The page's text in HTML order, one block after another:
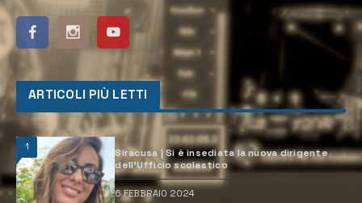
ARTICOLI PIÙ LETTI
1
Siracusa | Si è insediata la nuova dirigente
dell’Ufficio scolastico
6 FEBBRAIO 2024